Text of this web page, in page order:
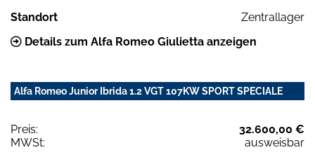
Standort
Zentrallager
Details zum Alfa Romeo Giulietta anzeigen
Alfa Romeo Junior Ibrida 1.2 VGT 107KW SPORT SPECIALE
Preis:
32.600,00 €
MWSt:
ausweisbar